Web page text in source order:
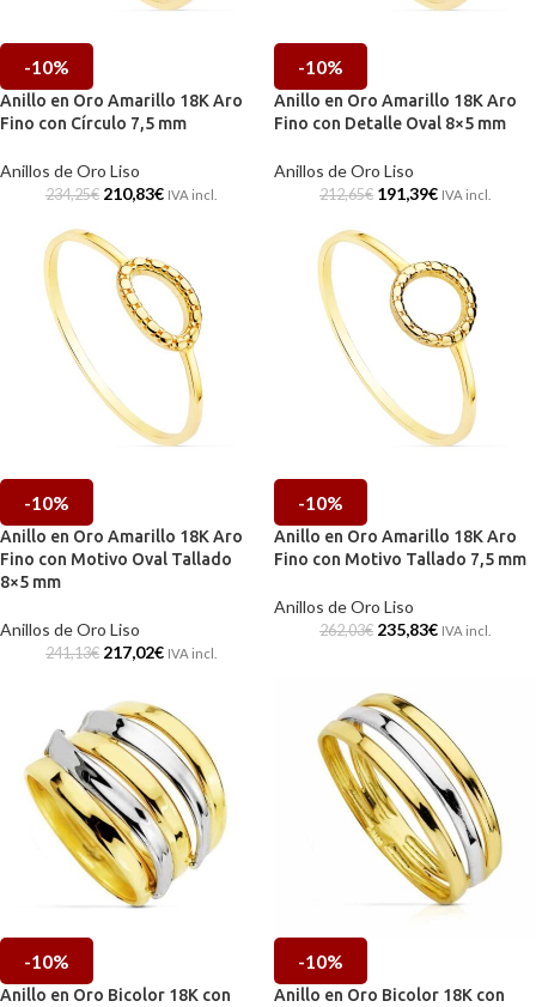
-10%
Anillo en Oro Amarillo 18K Aro
Fino con Círculo 7,5 mm
Anillos de Oro Liso
234,25€ 210,83€ IVA incl.
-10%
Anillo en Oro Amarillo 18K Aro
Fino con Detalle Oval 8×5 mm
Anillos de Oro Liso
212,65€ 191,39€ IVA incl.
-10%
Anillo en Oro Amarillo 18K Aro
Fino con Motivo Oval Tallado
8×5 mm
Anillos de Oro Liso
241,13€ 217,02€ IVA incl.
-10%
Anillo en Oro Amarillo 18K Aro
Fino con Motivo Tallado 7,5 mm
Anillos de Oro Liso
262,03€ 235,83€ IVA incl.
-10%
Anillo en Oro Bicolor 18K con
-10%
Anillo en Oro Bicolor 18K con